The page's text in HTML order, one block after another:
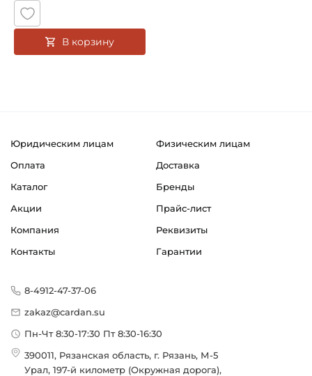
В корзину
Юридическим лицам
Физическим лицам
Оплата
Доставка
Каталог
Бренды
Акции
Прайс-лист
Компания
Реквизиты
Контакты
Гарантии
8-4912-47-37-06
zakaz@cardan.su
Пн-Чт 8:30-17:30 Пт 8:30-16:30
390011, Рязанская область, г. Рязань, М-5
Урал, 197-й километр (Окружная дорога),